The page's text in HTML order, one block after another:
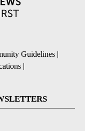
Guidelines |
|